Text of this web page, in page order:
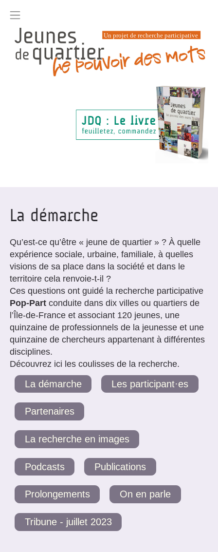
La démarche
Qu’est-ce qu’être « jeune de quartier » ? À quelle
expérience sociale, urbaine, familiale, à quelles
visions de sa place dans la société et dans le
territoire cela renvoie-t-il ?
Ces questions ont guidé la recherche participative
Pop-Part conduite dans dix villes ou quartiers de
l’Île-de-France et associant 120 jeunes, une
quinzaine de professionnels de la jeunesse et une
quinzaine de chercheurs appartenant à différentes
disciplines.
Découvrez ici les coulisses de la recherche.
La démarche Les participant·es
Partenaires
La recherche en images
Podcasts Publications
Prolongements On en parle
Tribune - juillet 2023